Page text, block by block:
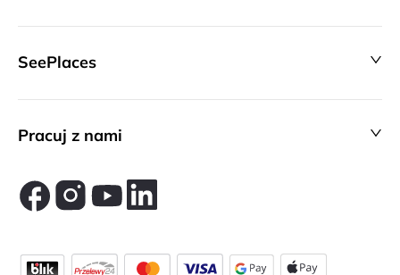
SeePlaces
Pracuj z nami